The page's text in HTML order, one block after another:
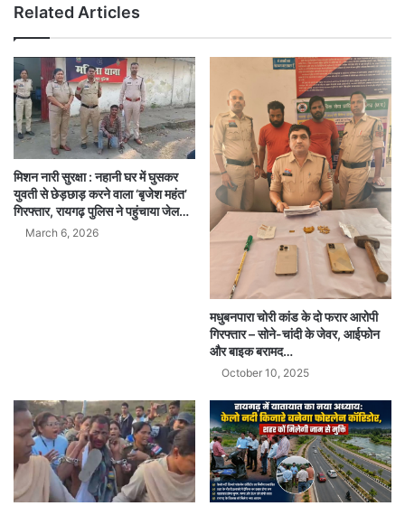
Related Articles
मिशन नारी सुरक्षा : नहानी घर में घुसकर
युवती से छेड़छाड़ करने वाला ‘बृजेश महंत’
गिरफ्तार, रायगढ़ पुलिस ने पहुंचाया जेल…
March 6, 2026
मधुबनपारा चोरी कांड के दो फरार आरोपी
गिरफ्तार – सोने-चांदी के जेवर, आईफोन
और बाइक बरामद…
October 10, 2025